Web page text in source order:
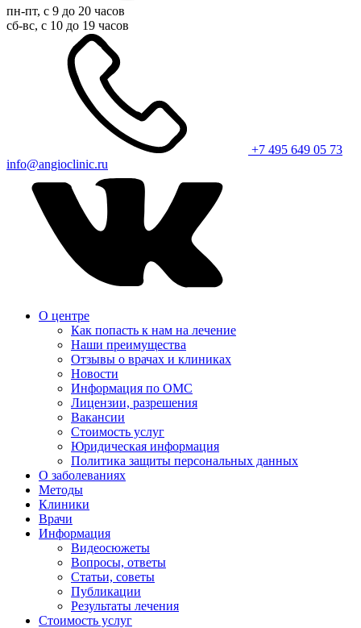
пн-пт, с 9 до 20 часов
сб-вс, с 10 до 19 часов
+7 495 649 05 73
info@angioclinic.ru
О центре
Как попасть к нам на лечение
Наши преимущества
Отзывы о врачах и клиниках
Новости
Информация по ОМС
Лицензии, разрешения
Вакансии
Стоимость услуг
Юридическая информация
Политика защиты персональных данных
О заболеваниях
Методы
Клиники
Врачи
Информация
Видеосюжеты
Вопросы, ответы
Статьи, советы
Публикации
Результаты лечения
Стоимость услуг